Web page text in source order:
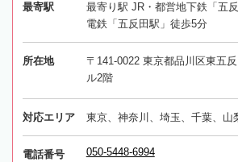
最寄駅
最寄り駅 JR・都営地下鉄「五
電鉄「五反田駅」徒歩5分
所在地
〒141-0022 東京都品川区東五
ル2階
対応エリア 東京、神奈川、埼玉、千葉、山
電話番号 050-5448-6994